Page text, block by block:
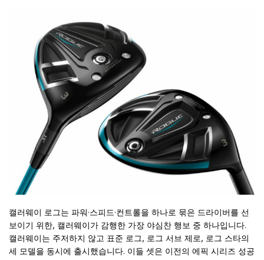
캘러웨이 로그는 파워·스피드·컨트롤을 하나로 묶은 드라이버를 선
보이기 위한, 캘러웨이가 감행한 가장 야심찬 행보 중 하나입니다.
캘러웨이는 주저하지 않고 표준 로그, 로그 서브 제로, 로그 스타의
세 모델을 동시에 출시했습니다. 이들 셋은 이전의 에픽 시리즈 성공